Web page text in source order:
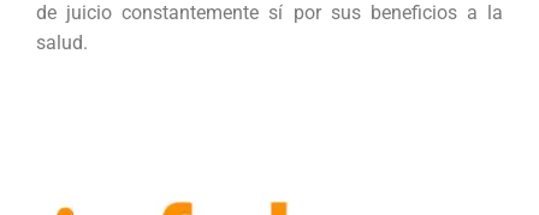
de juicio constantemente sí por sus beneficios a la
salud.